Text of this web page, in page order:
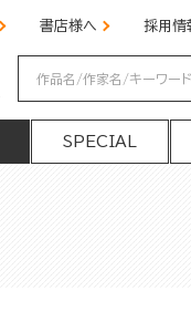
書店様へ 採用情
SPECIAL